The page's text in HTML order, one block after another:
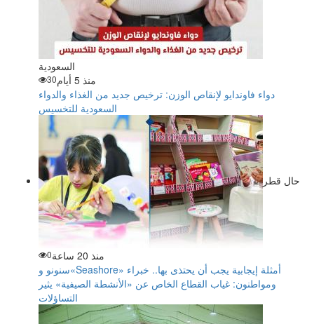
السعودية
منذ 5 أيام
30
دواء فاوندايو لإنقاص الوزن: ترخيص جديد من الغذاء والدواء
السعودية للتخسيس
حال قطر
منذ 20 ساعة 0
سنونو و«Seashore» أمثلة إيجابية يجب أن يحتذى بها.. خبراء
ومواطنون: غياب القطاع الخاص عن «الأنشطة الصيفية» يثير
التساؤلات